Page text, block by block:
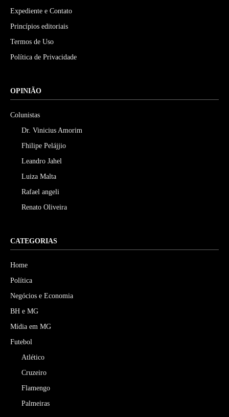
Expediente e Contato
Princípios editoriais
Termos de Uso
Política de Privacidade
OPINIÃO
Colunistas
Dr. Vinicius Amorim
Fhilipe Pelájjio
Leandro Jahel
Luiza Malta
Rafael angeli
Renato Oliveira
CATEGORIAS
Home
Política
Negócios e Economia
BH e MG
Mídia em MG
Futebol
Atlético
Cruzeiro
Flamengo
Palmeiras